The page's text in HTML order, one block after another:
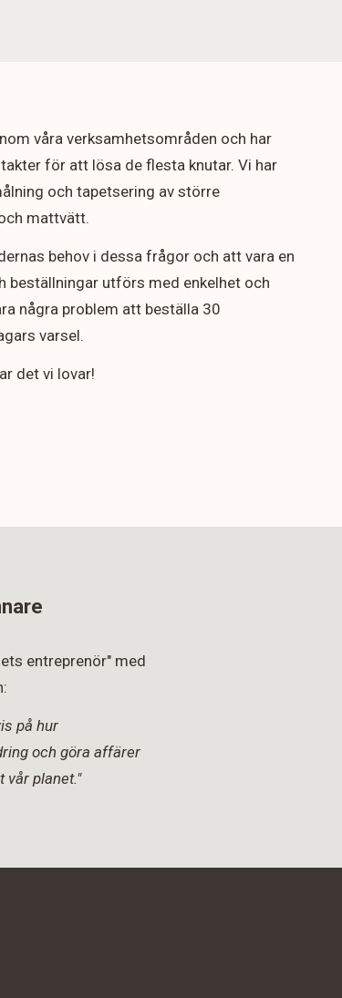
våra verksamhetsområden och har
för att lösa de flesta knutar. Vi har
och tapetsering av större
mattvätt.
behov i dessa frågor och att vara en
beställningar utförs med enkelhet och
några problem att beställa 30
varsel.
det vi lovar!
entreprenör" med
på hur
och göra affärer
vår planet."